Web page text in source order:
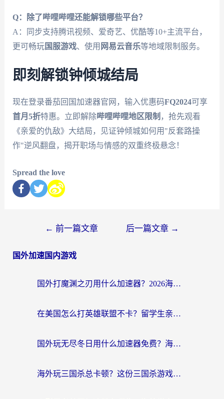
Q：除了哔哩哔哩还能解锁哪些平台？
A：同步支持腾讯视频、爱奇艺、优酷等10+主流平台，
更可畅玩国服游戏、使用 网易云音乐等地域限制服务。
即刻解锁钟倾城结局
现在登录番茄回国加速器官网，输入优惠码FQ2024可享
首月5折特惠。立即解除哔哩哔哩地区限制 ，抢先观看
《亲爱的仇敌》大结局，见证钟倾城如何用"反套路操
作"逆风翻盘，揭开职场与情感的双重终极悬念！
Spread the love
← 前一篇文章 后一篇文章 →
国外加速国内游戏
国外打魔渊之刃用什么加速器？2026海外玩家国服游戏加速全攻略（附闪耀暖暖&复苏的魔女避坑指南）
在美国怎么打英雄联盟不卡？留学生亲测的国服游戏加速全攻略
国外玩无尽冬日用什么加速器免费？海外党国服游戏加速避坑指南
海外玩三国杀总卡顿？这份三国杀游戏加速器指南帮你告别延迟烦恼